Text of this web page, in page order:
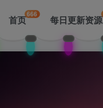
首页666 每日更新资源